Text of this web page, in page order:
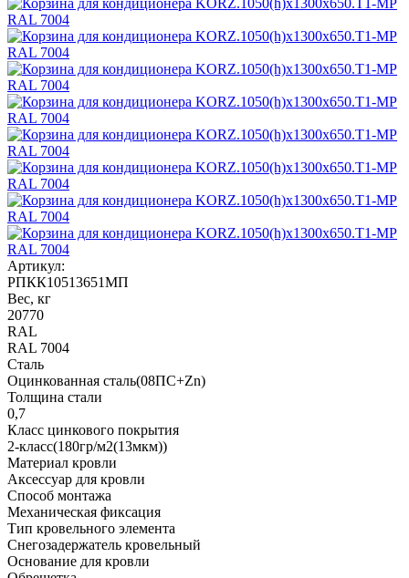
Артикул:
РПКК10513651МП
Вес, кг
20770
RAL
RAL 7004
Сталь
Оцинкованная сталь(08ПС+Zn)
Толщина стали
0,7
Класс цинкового покрытия
2-класс(180гр/м2(13мкм))
Материал кровли
Аксессуар для кровли
Способ монтажа
Механическая фиксация
Тип кровельного элемента
Снегозадержатель кровельный
Основание для кровли